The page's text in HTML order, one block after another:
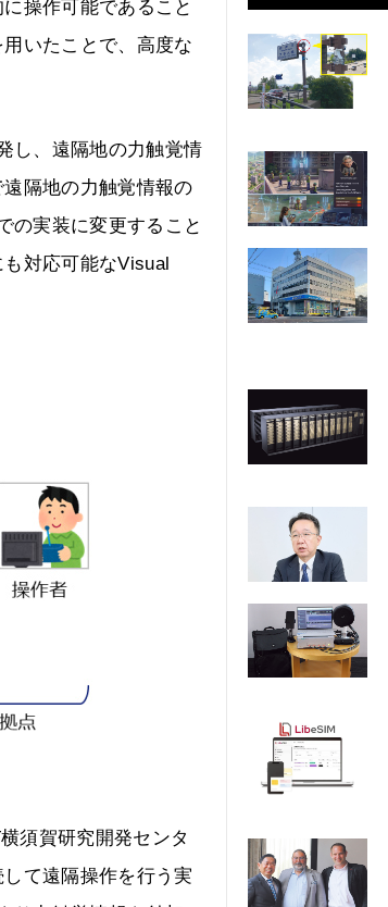
操作可能であること
いたことで、高度な
し、遠隔地の力触覚情
隔地の力触覚情報の
の実装に変更すること
対応可能なVisual
須賀研究開発センタ
て遠隔操作を行う実